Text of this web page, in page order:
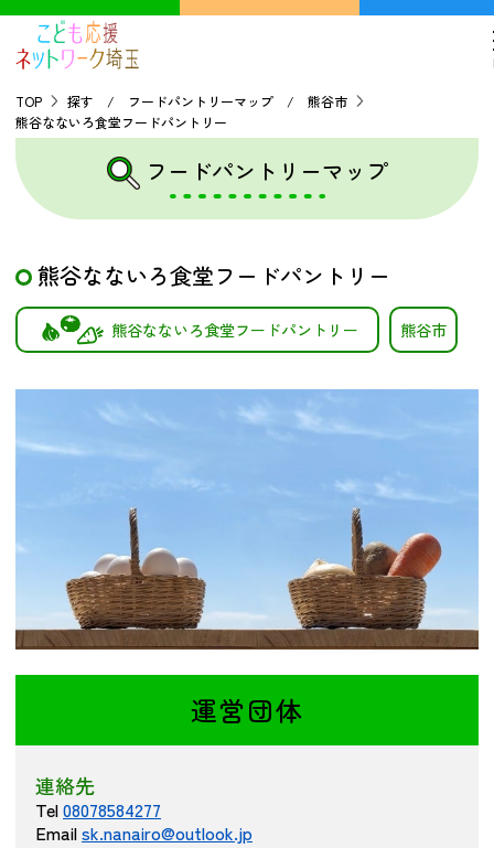
TOP
こどもの貧困について
探す
こどもの居場所マップ
地域ネットワークの紹介
つながる・支援する
会員募集
会員紹介
マッチング掲示板
お金を寄付する（埼玉県社会福祉協議会HP）
立ち上げる・運営する
居場所づくりアドバイザー
資料・動画
助成金情報
TOP
探す / フードパントリーマップ / 熊谷市
熊谷なないろ食堂フードパントリー
フードパントリーマップ
熊谷なないろ食堂フードパントリー
熊谷なないろ食堂フードパントリー 熊谷市
運営団体
連絡先
Tel08078584277
Emailsk.nanairo@outlook.jp